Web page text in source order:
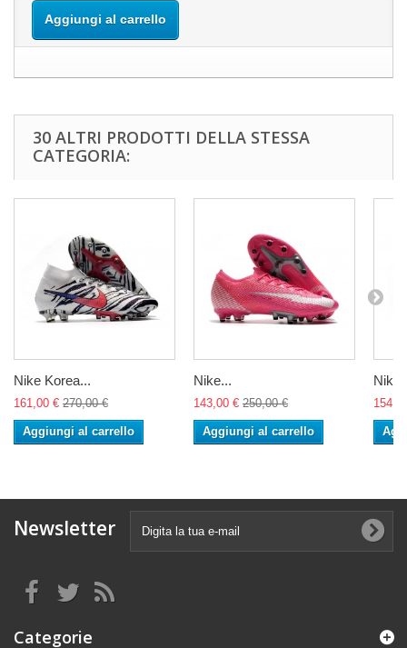
Aggiungi al carrello
30 ALTRI PRODOTTI DELLA STESSA
CATEGORIA:
Nike Korea...
161,00 € 270,00 €
Aggiungi al carrello
Nike...
143,00 € 250,00 €
Aggiungi al carrello
Newsletter
Categorie